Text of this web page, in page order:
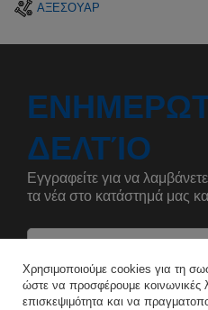
ΑΞΕΣΟΥΑΡ
ΔΕΛΤΊΟ
Εγγραφείτε για να
τα νέα στο κατάστημά μας
Εισάγετε τη διεύθυνση e-mail
Χρησιμοποιούμε cookies για τη
ώστε να προσφέρουμε κοινωνικές
επισκεψιμότητα και να